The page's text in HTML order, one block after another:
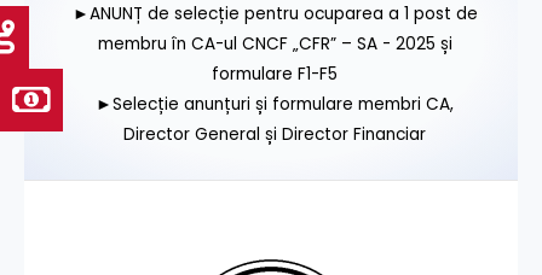
►ANUNȚ de selecție pentru ocuparea a 1 post de
membru în CA-ul CNCF „CFR” – SA - 2025 și
formulare F1-F5
►Selecție anunțuri și formulare membri CA,
Director General și Director Financiar